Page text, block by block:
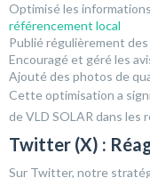
Optimisé les
référencement local
Publié régulièrement
Encouragé et géré les
Ajouté des photos de
Cette optimisation a
de VLD SOLAR dans les
Twitter (X) :
Sur Twitter, notre